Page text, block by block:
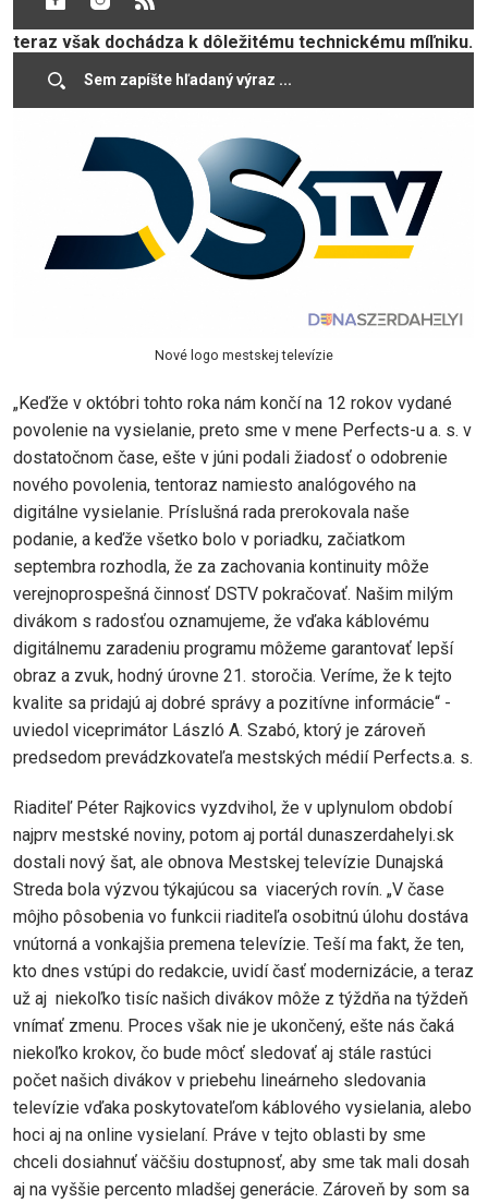
desaťročia televízia prechádzala priebežnými zmenami,
teraz však dochádza k dôležitému technickému míľniku.
Nové logo mestskej televízie
„Keďže v októbri tohto roka nám končí na 12 rokov vydané
povolenie na vysielanie, preto sme v mene Perfects-u a. s. v
dostatočnom čase, ešte v júni podali žiadosť o odobrenie
nového povolenia, tentoraz namiesto analógového na
digitálne vysielanie. Príslušná rada prerokovala naše
podanie, a keďže všetko bolo v poriadku, začiatkom
septembra rozhodla, že za zachovania kontinuity môže
verejnoprospešná činnosť DSTV pokračovať. Našim milým
divákom s radosťou oznamujeme, že vďaka káblovému
digitálnemu zaradeniu programu môžeme garantovať lepší
obraz a zvuk, hodný úrovne 21. storočia. Veríme, že k tejto
kvalite sa pridajú aj dobré správy a pozitívne informácie“ -
uviedol viceprimátor László A. Szabó, ktorý je zároveň
predsedom prevádzkovateľa mestských médií Perfects.a. s.
Riaditeľ Péter Rajkovics vyzdvihol, že v uplynulom období
najprv mestské noviny, potom aj portál dunaszerdahelyi.sk
dostali nový šat, ale obnova Mestskej televízie Dunajská
Streda bola výzvou týkajúcou sa viacerých rovín. „V čase
môjho pôsobenia vo funkcii riaditeľa osobitnú úlohu dostáva
vnútorná a vonkajšia premena televízie. Teší ma fakt, že ten,
kto dnes vstúpi do redakcie, uvidí časť modernizácie, a teraz
už aj niekoľko tisíc našich divákov môže z týždňa na týždeň
vnímať zmenu. Proces však nie je ukončený, ešte nás čaká
niekoľko krokov, čo bude môcť sledovať aj stále rastúci
počet našich divákov v priebehu lineárneho sledovania
televízie vďaka poskytovateľom káblového vysielania, alebo
hoci aj na online vysielaní. Práve v tejto oblasti by sme
chceli dosiahnuť väčšiu dostupnosť, aby sme tak mali dosah
aj na vyššie percento mladšej generácie. Zároveň by som sa